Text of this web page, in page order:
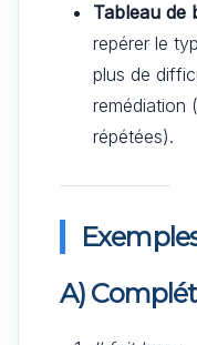
Tableau de
repérer le
plus de
remédiation
répétées).
A)